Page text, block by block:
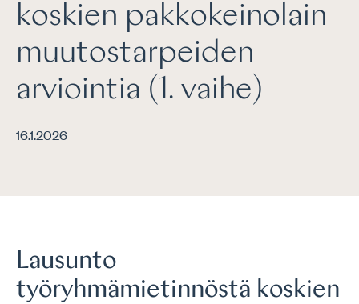
koskien pakkokeinolain
muutostarpeiden
arviointia (1. vaihe)
16.1.2026
Lausunto
työryhmämietinnöstä koskien